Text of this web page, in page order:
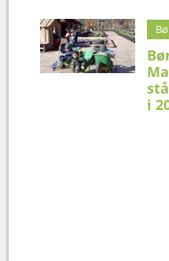
i